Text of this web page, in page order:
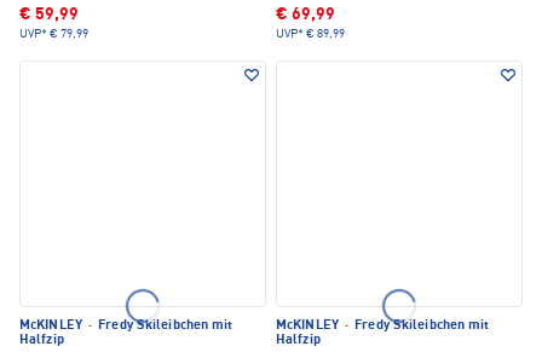
€ 59,99
UVP* € 79,99
€ 69,99
UVP* € 89,99
McKINLEY · Fredy Skileibchen mit
Halfzip
McKINLEY · Fredy Skileibchen mit
Halfzip